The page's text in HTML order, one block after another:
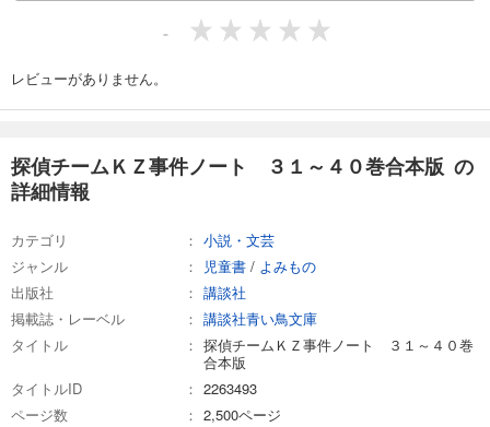
-
レビューがありません。
探偵チームＫＺ事件ノート ３１～４０巻合本版 の
詳細情報
カテゴリ
小説・文芸
ジャンル
児童書 / よみもの
出版社
講談社
掲載誌・レーベル
講談社青い鳥文庫
タイトル
探偵チームＫＺ事件ノート ３１～４０巻
合本版
タイトルID
2263493
ページ数
2,500ページ